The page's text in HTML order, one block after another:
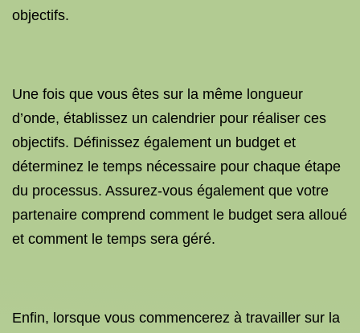
objectifs.
Une fois que vous êtes sur la même longueur
d’onde, établissez un calendrier pour réaliser ces
objectifs. Définissez également un budget et
déterminez le temps nécessaire pour chaque étape
du processus. Assurez-vous également que votre
partenaire comprend comment le budget sera alloué
et comment le temps sera géré.
Enfin, lorsque vous commencerez à travailler sur la